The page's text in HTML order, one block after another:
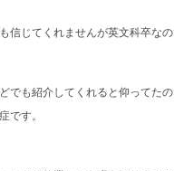
信じてくれませんが英文科卒な
でも紹介してくれると仰ってた
です。